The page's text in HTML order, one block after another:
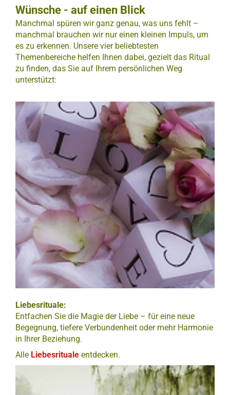
Wünsche - auf einen Blick
Manchmal spüren wir ganz genau, was uns fehlt –
manchmal brauchen wir nur einen kleinen Impuls, um
es zu erkennen. Unsere vier beliebtesten
Themenbereiche helfen Ihnen dabei, gezielt das Ritual
zu finden, das Sie auf Ihrem persönlichen Weg
unterstützt:
Liebesrituale:
Entfachen Sie die Magie der Liebe – für eine neue
Begegnung, tiefere Verbundenheit oder mehr Harmonie
in Ihrer Beziehung.
Alle Liebesrituale entdecken.